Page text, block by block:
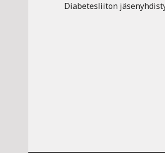
Diabetesliiton